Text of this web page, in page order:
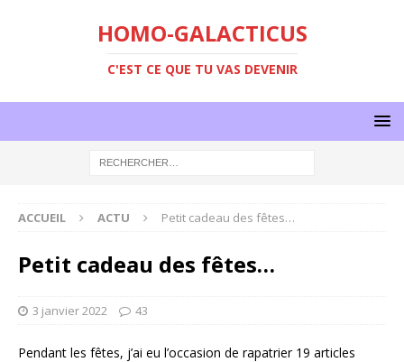
HOMO-GALACTICUS
C'EST CE QUE TU VAS DEVENIR
ACCUEIL ACTU Petit cadeau des fêtes…
Petit cadeau des fêtes…
3 janvier 2022 43
Pendant les fêtes, j’ai eu l’occasion de rapatrier 19 articles